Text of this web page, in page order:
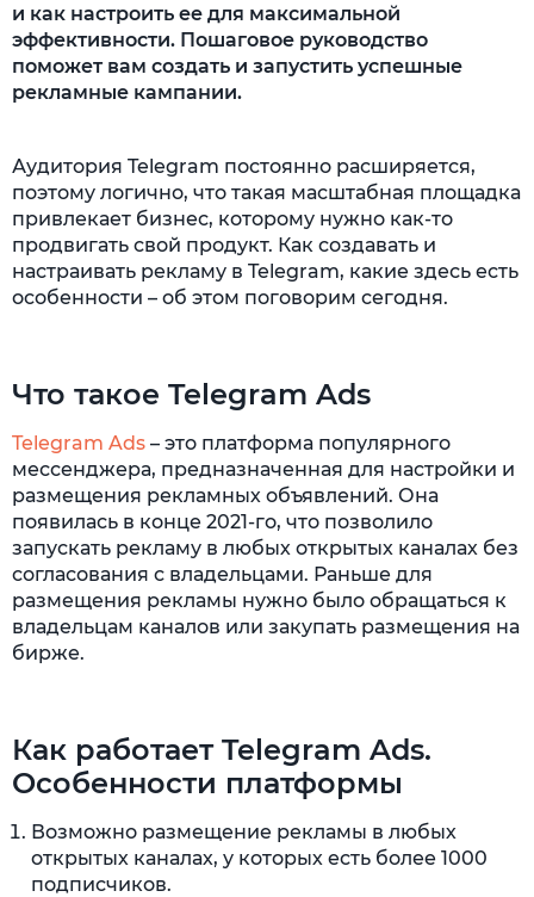
и как настроить ее для максимальной
эффективности. Пошаговое руководство
поможет вам создать и запустить успешные
рекламные кампании.
Аудитория Telegram постоянно расширяется,
поэтому логично, что такая масштабная площадка
привлекает бизнес, которому нужно как-то
продвигать свой продукт. Как создавать и
настраивать рекламу в Telegram, какие здесь есть
особенности – об этом поговорим сегодня.
Что такое Telegram Ads
Telegram Ads – это платформа популярного
мессенджера, предназначенная для настройки и
размещения рекламных объявлений. Она
появилась в конце 2021-го, что позволило
запускать рекламу в любых открытых каналах без
согласования с владельцами. Раньше для
размещения рекламы нужно было обращаться к
владельцам каналов или закупать размещения на
бирже.
Как работает Telegram Ads.
Особенности платформы
Возможно размещение рекламы в любых
открытых каналах, у которых есть более 1000
подписчиков.